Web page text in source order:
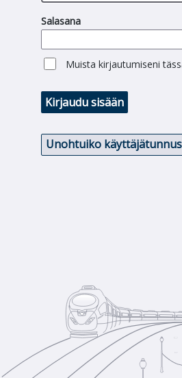
Salasana
Muista kirjautumiseni
Kirjaudu sisään
Unohtuiko